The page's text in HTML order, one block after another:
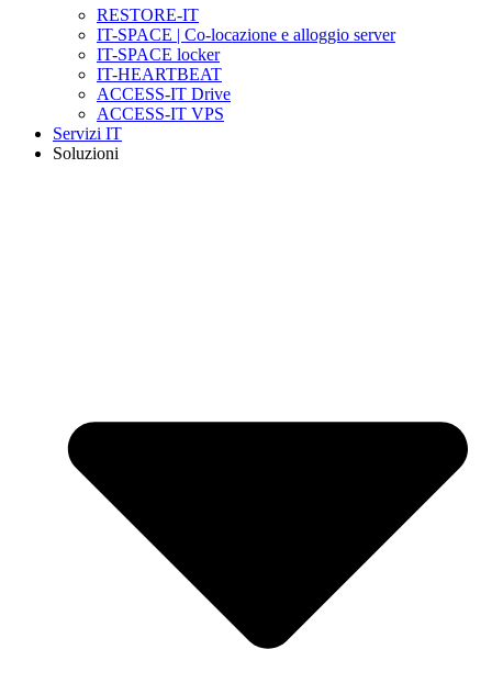
RESTORE-IT
IT-SPACE | Co-locazione e alloggio server
IT-SPACE locker
IT-HEARTBEAT
ACCESS-IT Drive
ACCESS-IT VPS
Servizi IT
Soluzioni